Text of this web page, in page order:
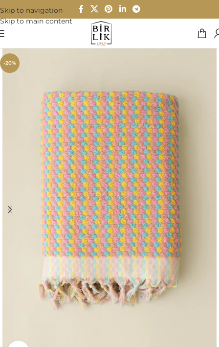
Skip to navigation
Skip to main content
-20%